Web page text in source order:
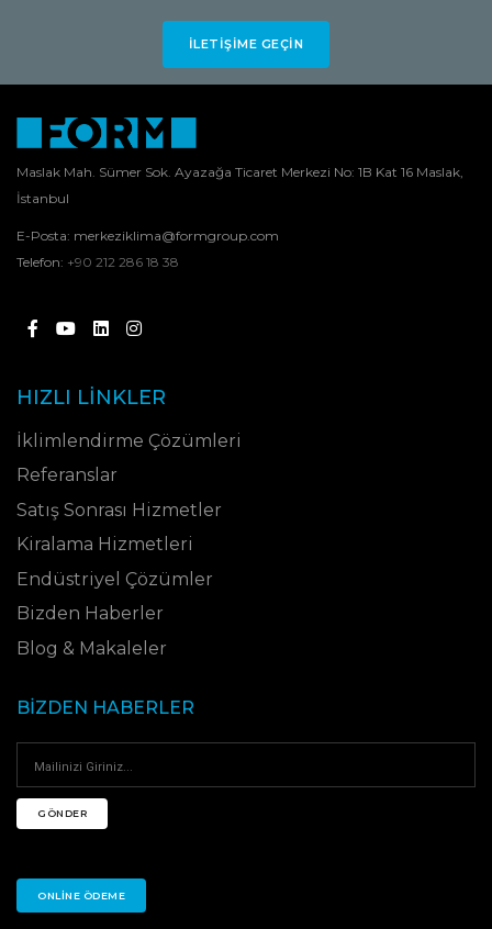
İLETIŞIME GEÇIN
Maslak Mah. Sümer Sok. Ayazağa Ticaret Merkezi No: 1B Kat 16 Maslak,
İstanbul
E-Posta: merkeziklima@formgroup.com
Telefon: +90 212 286 18 38
HIZLI LINKLER
İklimlendirme Çözümleri
Referanslar
Satış Sonrası Hizmetler
Kiralama Hizmetleri
Endüstriyel Çözümler
Bizden Haberler
Blog & Makaleler
BIZDEN HABERLER
GÖNDER
ONLINE ÖDEME